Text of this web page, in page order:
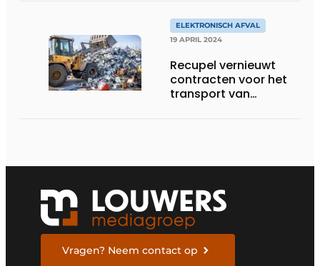
ELEKTRONISCH AFVAL
19 APRIL 2024
Recupel vernieuwt
contracten voor het
transport van
Vragen? Neem contact op